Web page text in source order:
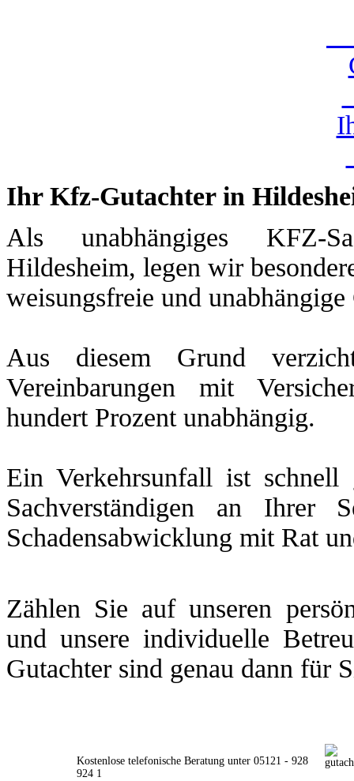
Ihr Kfz-Gutachter in
Als unabhängiges KFZ-
Hildesheim, legen wir
weisungsfreie und
Aus diesem Grund
Vereinbarungen mit
hundert Prozent unabhängig.
Ein Verkehrsunfall ist schnell
Sachverständigen an Ihrer
Schadensabwicklung mit Rat
Zählen Sie auf unseren
und unsere individuelle
Gutachter sind genau dann für
Kostenlose telefonische Beratung unter 05121 - 928
924 1